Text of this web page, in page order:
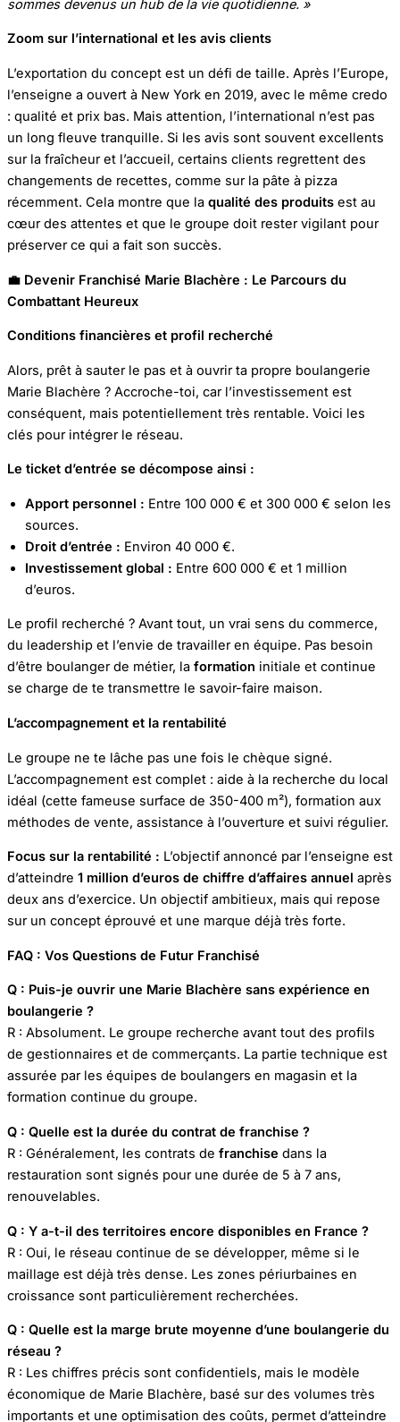
sommes devenus un hub de la vie quotidienne. »
Zoom sur l’international et les avis clients
L’exportation du concept est un défi de taille. Après l’Europe,
l’enseigne a ouvert à New York en 2019, avec le même credo
: qualité et prix bas. Mais attention, l’international n’est pas
un long fleuve tranquille. Si les avis sont souvent excellents
sur la fraîcheur et l’accueil, certains clients regrettent des
changements de recettes, comme sur la pâte à pizza
récemment. Cela montre que la qualité des produits est au
cœur des attentes et que le groupe doit rester vigilant pour
préserver ce qui a fait son succès.
💼 Devenir Franchisé Marie Blachère : Le Parcours du
Combattant Heureux
Conditions financières et profil recherché
Alors, prêt à sauter le pas et à ouvrir ta propre boulangerie
Marie Blachère ? Accroche-toi, car l’investissement est
conséquent, mais potentiellement très rentable. Voici les
clés pour intégrer le réseau.
Le ticket d’entrée se décompose ainsi :
Apport personnel : Entre 100 000 € et 300 000 € selon les
sources.
Droit d’entrée : Environ 40 000 €.
Investissement global : Entre 600 000 € et 1 million
d’euros.
Le profil recherché ? Avant tout, un vrai sens du commerce,
du leadership et l’envie de travailler en équipe. Pas besoin
d’être boulanger de métier, la formation initiale et continue
se charge de te transmettre le savoir-faire maison.
L’accompagnement et la rentabilité
Le groupe ne te lâche pas une fois le chèque signé.
L’accompagnement est complet : aide à la recherche du local
idéal (cette fameuse surface de 350-400 m²), formation aux
méthodes de vente, assistance à l’ouverture et suivi régulier.
Focus sur la rentabilité : L’objectif annoncé par l’enseigne est
d’atteindre 1 million d’euros de chiffre d’affaires annuel après
deux ans d’exercice. Un objectif ambitieux, mais qui repose
sur un concept éprouvé et une marque déjà très forte.
FAQ : Vos Questions de Futur Franchisé
Q : Puis-je ouvrir une Marie Blachère sans expérience en
boulangerie ?
R : Absolument. Le groupe recherche avant tout des profils
de gestionnaires et de commerçants. La partie technique est
assurée par les équipes de boulangers en magasin et la
formation continue du groupe.
Q : Quelle est la durée du contrat de franchise ?
R : Généralement, les contrats de franchise dans la
restauration sont signés pour une durée de 5 à 7 ans,
renouvelables.
Q : Y a-t-il des territoires encore disponibles en France ?
R : Oui, le réseau continue de se développer, même si le
maillage est déjà très dense. Les zones périurbaines en
croissance sont particulièrement recherchées.
Q : Quelle est la marge brute moyenne d’une boulangerie du
réseau ?
R : Les chiffres précis sont confidentiels, mais le modèle
économique de Marie Blachère, basé sur des volumes très
importants et une optimisation des coûts, permet d’atteindre